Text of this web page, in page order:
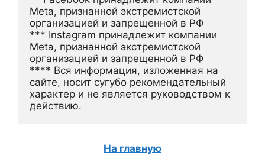
Meta, признанной экстремистской
организацией и запрещенной в РФ
*** Instagram принадлежит компании
Meta, признанной экстремистской
организацией и запрещенной в РФ
**** Вся информация, изложенная на
сайте, носит сугубо рекомендательный
характер и не является руководством к
действию.
На главную